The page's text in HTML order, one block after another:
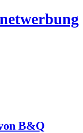
B&Q